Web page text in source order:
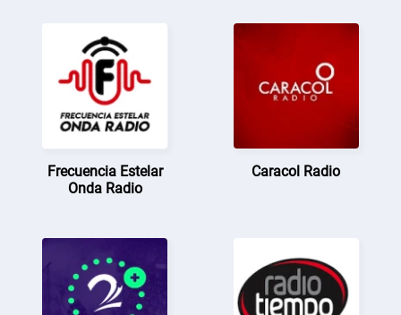
Frecuencia Estelar
Onda Radio
Caracol Radio